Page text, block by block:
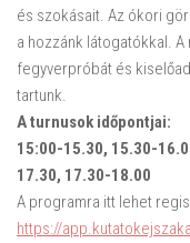
és szokásait. Az ókori
a hozzánk látogatókkal.
fegyverpróbát és
tartunk.
A turnusok időpontjai:
15:00-15.30, 15.30-
17.30, 17.30-18.00
A programra itt lehet
https://